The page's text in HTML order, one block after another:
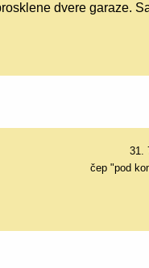
dvere garaze.
31.
čep "pod